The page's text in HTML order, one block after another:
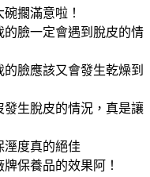
擱滿意啦！
臉一定會遇到脫皮的情
臉應該又會發生乾燥到
生脫皮的情況，真是讓
溼度真的絕佳
保養品的效果阿！